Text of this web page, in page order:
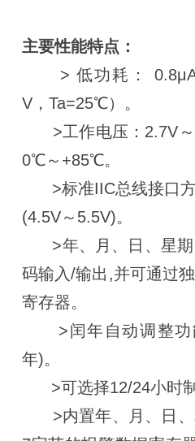
主要性能特点：
> 低功耗： 0.8μA
V，Ta=25℃）。
>工作电压：2.7V～
0℃～+85℃。
>标准IIC总线接口方
(4.5V～5.5V)。
>年、月、日、星期
码输入/输出,并可通过
寄存器。
>闰年自动调整功
年)。
>可选择12/24小时
>内置年、月、日、